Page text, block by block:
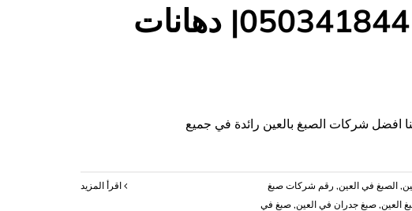
شركة صبغ في العين |0503418441| دهانات
, الصبغ في العين, ‏رقم شركات صبغ
العين, صبغ جدران في العين, صبغ في